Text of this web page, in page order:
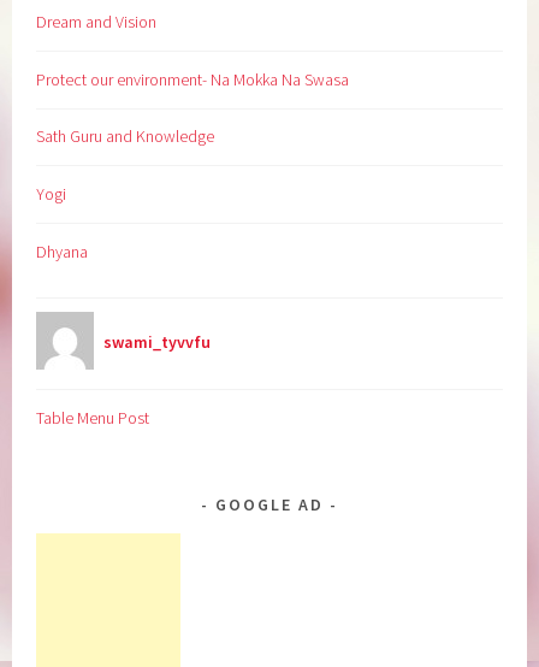
Dream and Vision
Protect our environment- Na Mokka Na Swasa
Sath Guru and Knowledge
Yogi
Dhyana
swami_tyvvfu
Table Menu Post
GOOGLE AD